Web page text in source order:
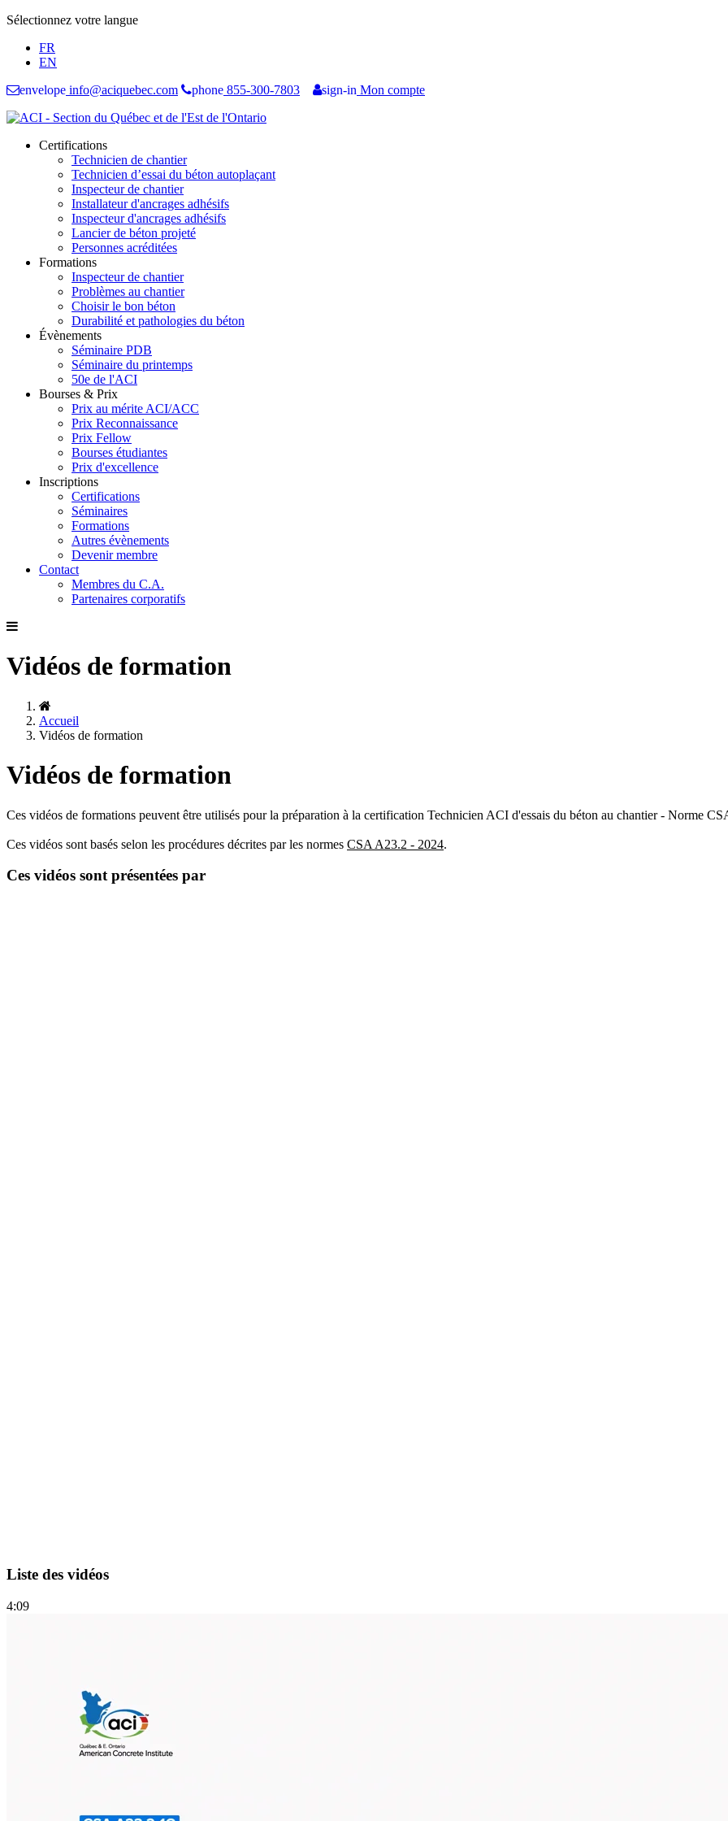
Sélectionnez votre langue
FR
EN
envelope info@aciquebec.com phone 855-300-7803 sign-in Mon compte
Certifications
Technicien de chantier
Technicien d’essai du béton autoplaçant
Inspecteur de chantier
Installateur d'ancrages adhésifs
Inspecteur d'ancrages adhésifs
Lancier de béton projeté
Personnes acréditées
Formations
Inspecteur de chantier
Problèmes au chantier
Choisir le bon béton
Durabilité et pathologies du béton
Évènements
Séminaire PDB
Séminaire du printemps
50e de l'ACI
Bourses & Prix
Prix au mérite ACI/ACC
Prix Reconnaissance
Prix Fellow
Bourses étudiantes
Prix d'excellence
Inscriptions
Certifications
Séminaires
Formations
Autres évènements
Devenir membre
Contact
Membres du C.A.
Partenaires corporatifs
Vidéos de formation
Accueil
Vidéos de formation
Vidéos de formation
Ces vidéos de formations peuvent être utilisés pour la préparation à la certification Technicien ACI d'essais du béton au chantier - Norme
Ces vidéos sont basés selon les procédures décrites par les normes CSA A23.2 - 2024.
Ces vidéos sont présentées par
Liste des vidéos
4:09